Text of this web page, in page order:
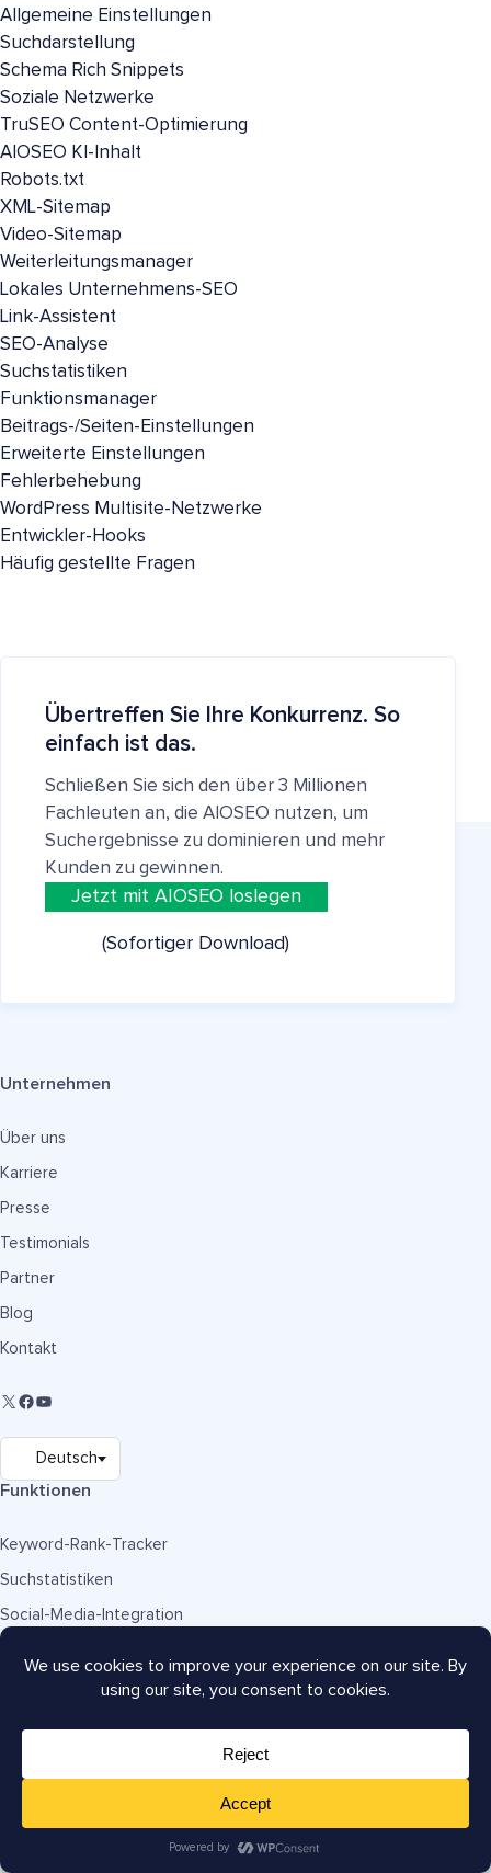
Allgemeine Einstellungen
Suchdarstellung
Schema Rich Snippets
Soziale Netzwerke
TruSEO Content-Optimierung
AIOSEO KI-Inhalt
Robots.txt
XML-Sitemap
Video-Sitemap
Weiterleitungsmanager
Lokales Unternehmens-SEO
Link-Assistent
SEO-Analyse
Suchstatistiken
Funktionsmanager
Beitrags-/Seiten-Einstellungen
Erweiterte Einstellungen
Fehlerbehebung
WordPress Multisite-Netzwerke
Entwickler-Hooks
Häufig gestellte Fragen
Übertreffen Sie Ihre Konkurrenz. So
einfach ist das.
Schließen Sie sich den über 3 Millionen
Fachleuten an, die AIOSEO nutzen, um
Suchergebnisse zu dominieren und mehr
Kunden zu gewinnen.
Jetzt mit AIOSEO loslegen
(Sofortiger Download)
Unternehmen
Über uns
Karriere
Presse
Testimonials
Partner
Blog
Kontakt
Funktionen
Keyword-Rank-Tracker
Suchstatistiken
Social-Media-Integration
WooCommerce SEO
IndexNow
Link-Prüfung bei defekten Links